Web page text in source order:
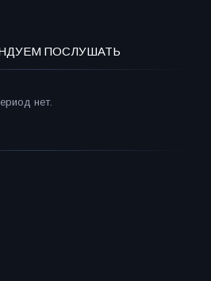
ПОСЛУШАТЬ
нет.